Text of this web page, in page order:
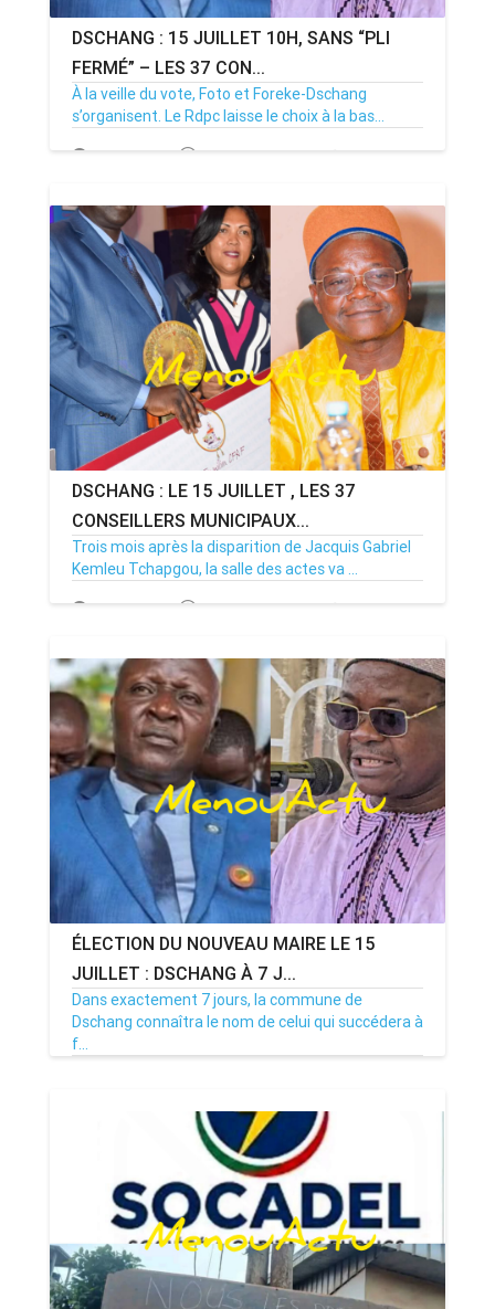
DSCHANG : 15 JUILLET 10H, SANS “PLI
FERMÉ” – LES 37 CON...
À la veille du vote, Foto et Foreke-Dschang
s’organisent. Le Rdpc laisse le choix à la bas...
14/07/26 Par MenouActu 0
DSCHANG : LE 15 JUILLET , LES 37
CONSEILLERS MUNICIPAUX...
Trois mois après la disparition de Jacquis Gabriel
Kemleu Tchapgou, la salle des actes va ...
13/07/26 Par MenouActu 0
ÉLECTION DU NOUVEAU MAIRE LE 15
JUILLET : DSCHANG À 7 J...
Dans exactement 7 jours, la commune de
Dschang connaîtra le nom de celui qui succédera à
f...